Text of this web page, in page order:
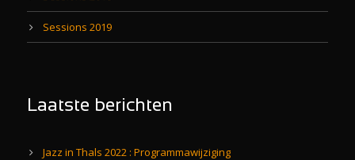
Sessions 2019
Laatste berichten
Jazz in Thals 2022 : Programmawijziging